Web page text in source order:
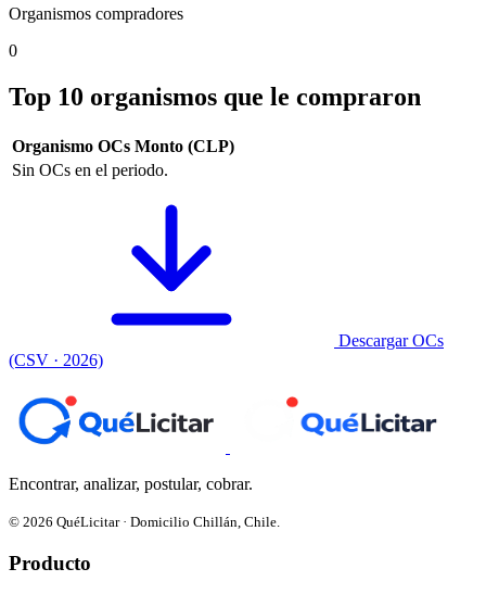
Organismos compradores
0
Top 10 organismos que le compraron
Organismo OCs Monto (CLP)
Sin OCs en el periodo.
Descargar OCs
(CSV · 2026)
Encontrar, analizar, postular, cobrar.
© 2026 QuéLicitar · Domicilio Chillán, Chile.
Producto